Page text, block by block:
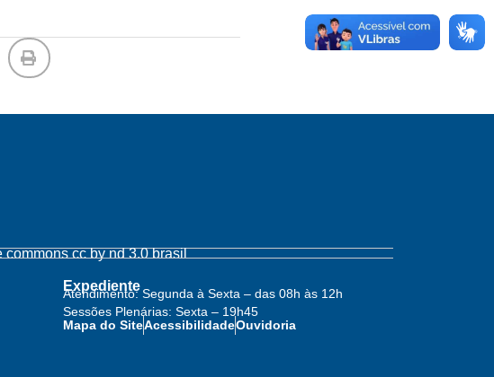
cc by nd 3.0 brasil
Expediente
Atendimento: Segunda à Sexta – das 08h às 12h
Sessões Plenárias: Sexta – 19h45
Mapa do SiteAcessibilidadeOuvidoria